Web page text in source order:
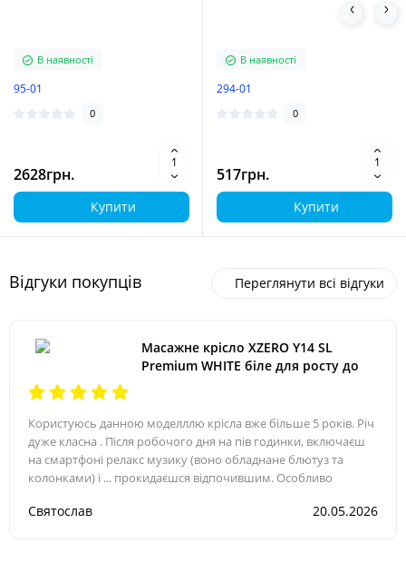
В наявності
95-01
0
2628грн.
Купити
В наявності
294-01
0
517грн.
Купити
Відгуки покупців Переглянути всі відгуки
Масажне крісло XZERO Y14 SL
Premium WHITE біле для росту до
Користуюсь данною моделллю крісла вже більше 5 років. Річ
дуже класна . Після робочого дня на пів годинки, включаєш
на смартфоні релакс музику (воно обладнане блютуз та
колонками) і ... прокидаєшся відпочившим. Особливо
Святослав 20.05.2026